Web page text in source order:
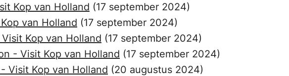
Kop van Holland (17 september 2024)
van Holland (17 september 2024)
Kop van Holland (17 september 2024)
- Visit Kop van Holland (17 september 2024)
Visit Kop van Holland (20 augustus 2024)